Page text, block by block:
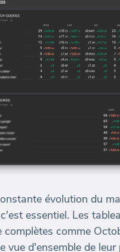
évolution du
essentiel. Les
complètes comme
vue d'ensemble de